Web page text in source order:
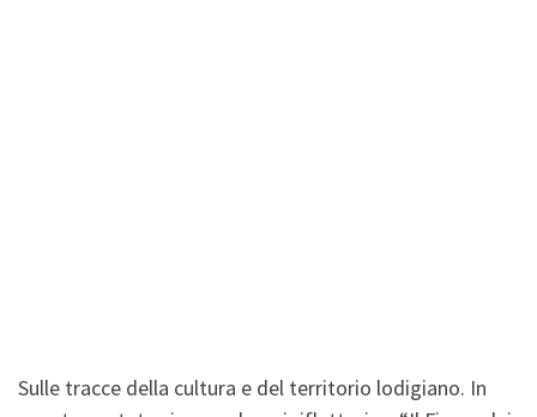
Sulle tracce della cultura e del territorio lodigiano. In